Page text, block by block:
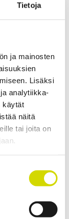
Tietoja
ja mainosten
Lisäksi
analytiikka-
käytät
näitä
tai joita on
korkeat IP- ja IK-
paljon
Standardit
sisältö